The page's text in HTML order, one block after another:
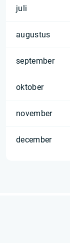
juli
augustus
september
oktober
november
december